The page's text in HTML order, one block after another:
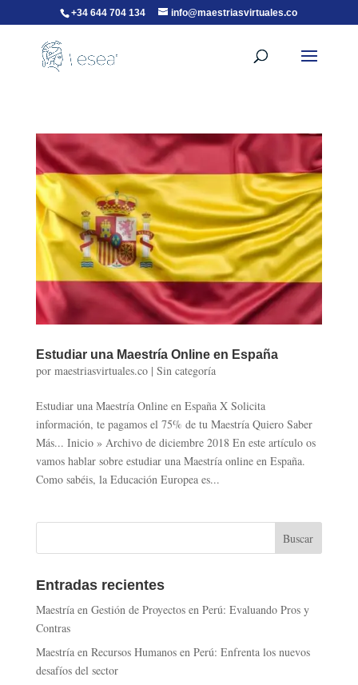
+34 644 704 134 info@maestriasvirtuales.co
Estudiar una Maestría Online en España
por maestriasvirtuales.co| Sin categoría
Estudiar una Maestría Online en España X Solicita
información, te pagamos el 75% de tu Maestría Quiero Saber
Más... Inicio » Archivo de diciembre 2018 En este artículo os
vamos hablar sobre estudiar una Maestría online en España.
Como sabéis, la Educación Europea es...
Entradas recientes
Maestría en Gestión de Proyectos en Perú: Evaluando Pros y
Contras
Maestría en Recursos Humanos en Perú: Enfrenta los nuevos
desafíos del sector